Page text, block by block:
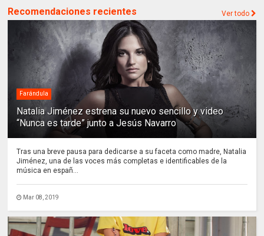
Recomendaciones recientes Ver todo
Farándula
Natalia Jiménez estrena su nuevo sencillo y video
“Nunca es tarde” junto a Jesús Navarro
Tras una breve pausa para dedicarse a su faceta como madre, Natalia
Jiménez, una de las voces más completas e identificables de la
música en españ...
Mar 08, 2019